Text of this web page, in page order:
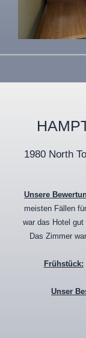
1980 North
Unsere
meisten Fällen
war das Hotel
Das Zimmer
Frühstück:
Unser